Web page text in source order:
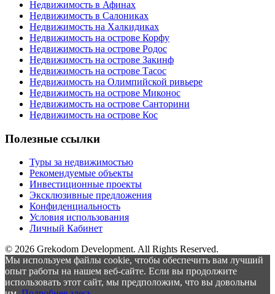
Недвижимость в Афинах
Недвижимость в Салониках
Недвижимость на Халкидиках
Недвижимость на острове Корфу
Недвижимость на острове Родос
Недвижимость на острове Закинф
Недвижимость на острове Тасос
Недвижимость на Олимпийской ривьере
Недвижимость на острове Миконос
Недвижимость на острове Санторини
Недвижимость на острове Кос
Полезные ссылки
Туры за недвижимостью
Рекомендуемые объекты
Инвестиционные проекты
Эксклюзивные предложения
Конфиденциальность
Условия использования
Личный Кабинет
© 2026 Grekodom Development. All Rights Reserved.
Мы используем файлы cookie, чтобы обеспечить вам лучший
опыт работы на нашем веб-сайте. Если вы продолжите
использовать этот сайт, мы предположим, что вы довольны